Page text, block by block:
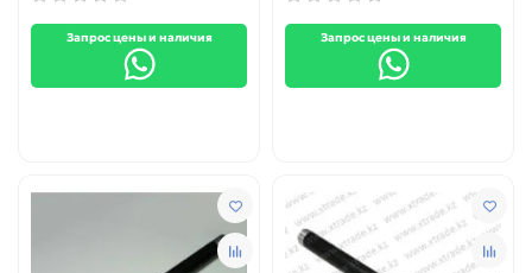
Запрос цены и наличия Запрос цены и наличия